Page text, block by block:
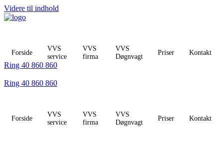
Videre til indhold
Forside
VVS
service
VVS
firma
VVS
Døgnvagt
Priser Kontakt
Ring 40 860 860
Ring 40 860 860
Forside
VVS
service
VVS
firma
VVS
Døgnvagt
Priser Kontakt